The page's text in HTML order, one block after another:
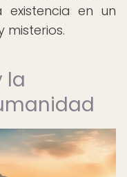
en un
misterios.
la